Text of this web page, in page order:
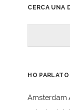
CERCA UNA
HO
Amsterdam